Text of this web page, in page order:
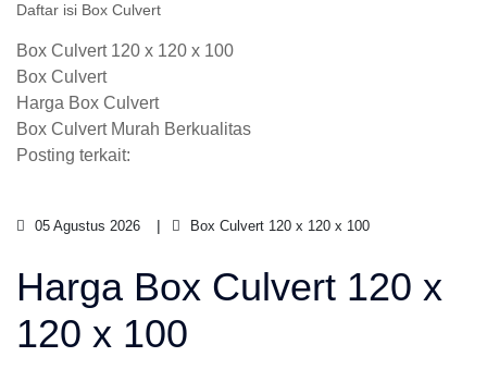
Daftar isi Box Culvert
Box Culvert 120 x 120 x 100
Box Culvert
Harga Box Culvert
Box Culvert Murah Berkualitas
Posting terkait:
05 Agustus 2026 Box Culvert 120 x 120 x 100
Harga Box Culvert 120 x
120 x 100